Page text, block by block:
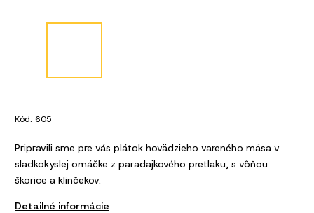
Kód: 605
Pripravili sme pre vás plátok hovädzieho vareného mäsa v
sladkokyslej omáčke z paradajkového pretlaku, s vôňou
škorice a klinčekov.
Detailné informácie